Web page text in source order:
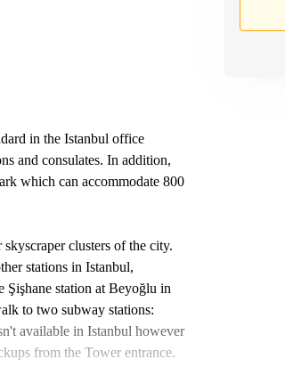
in the Istanbul office
and consulates. In addition,
which can accommodate 800
clusters of the city.
stations in Istanbul,
Şişhane station at Beyoğlu in
to two subway stations:
available in Istanbul however
from the Tower entrance.